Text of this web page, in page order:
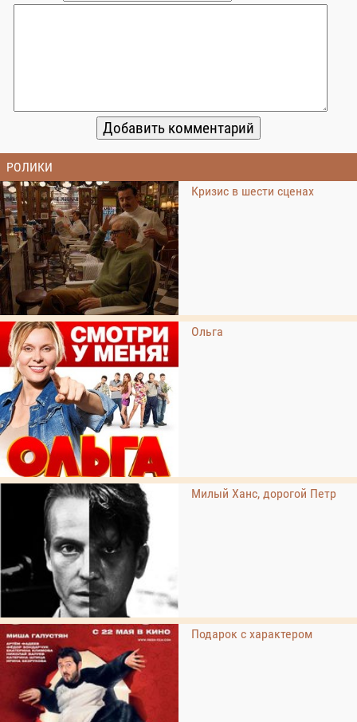
РОЛИКИ
Кризис в шести сценах
Ольга
Милый Ханс, дорогой Петр
Подарок с характером